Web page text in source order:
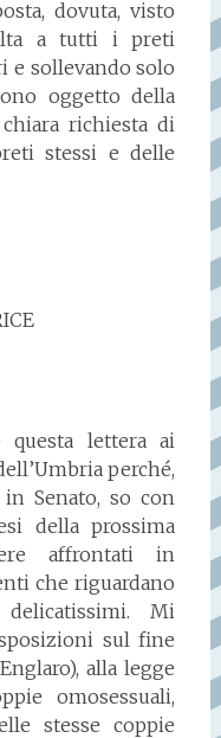
dovuta, visto
a tutti i preti
e sollevando solo
oggetto della
richiesta di
stessi e delle
lettera ai
perché,
Senato, so con
della prossima
affrontati in
che riguardano
Mi
sul fine
alla legge
omosessuali,
stesse coppie